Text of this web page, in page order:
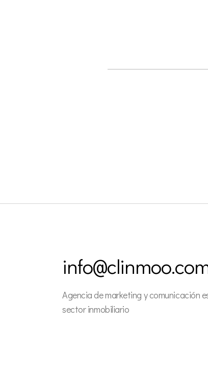
Agencia de marketing y comunicación
sector inmobiliario